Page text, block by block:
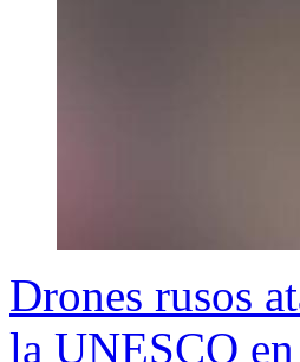
Drones rusos
la UNESCO